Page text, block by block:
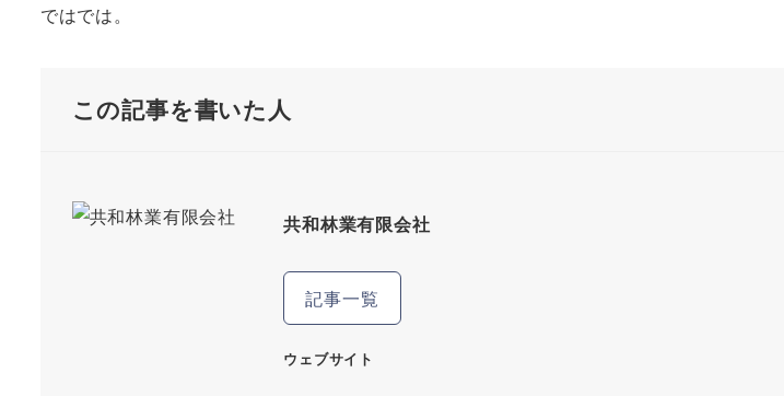
ではでは。
この記事を書いた人
共和林業有限会社
記事一覧
ウェブサイト